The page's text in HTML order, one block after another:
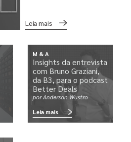
Leia mais
M&A
Insights da entrevista
com Bruno Graziani,
da B3, para o podcast
Better Deals
por Anderson Wustro
Leia mais